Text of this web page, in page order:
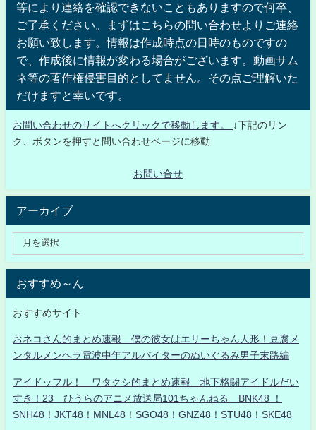
等により連絡を確認できないこともありますので何卒、
ご了承ください。まずはこちらの問い合わせよりご連絡
お願い致します。情報は作成時点の日時のものですの
で、作成後に情報が変わる場合がございます。動画サム
ネ等の著作権侵害目的としてません。その点ご理解いた
だけますと幸いです。
お問い合わせのサイトへクリックで移動します。
↓下記のリン
ク、ボタンを押すと問い合わせページに移動
お問い合せ
アーカイブ
おすすめ～ん
おすすめサイト
おネコさん的まとめ速報 僕の彼女はエリーちゃん人形！豆腐メ
ンタルメンヘラ電波中年アルバイターのぬいぐるみ男子末路編
アイドッフル！ ワタクシ的まとめ速報 地下格闘アイドルだい
すき！23 ひうらのアニメ放送局101ちゃんねる BNK48 ！
SNH48！JKT48！MNL48！SGO48！GNZ48！STU48！SKE48